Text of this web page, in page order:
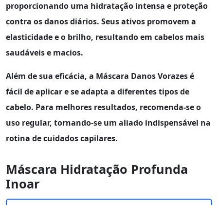
proporcionando uma hidratação intensa e proteção
contra os danos diários. Seus ativos promovem a
elasticidade e o brilho, resultando em cabelos mais
saudáveis e macios.
Além de sua eficácia, a Máscara Danos Vorazesé
fácil de aplicar e se adapta a diferentes tipos de
cabelo. Para melhores resultados, recomenda-se o
uso regular, tornando-se um aliado indispensável na
rotina de cuidados capilares.
Máscara Hidratação Profunda
Inoar